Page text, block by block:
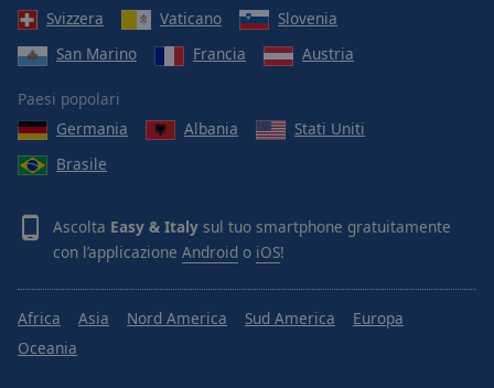
Svizzera
Vaticano
Slovenia
San Marino
Francia Austria
Paesi popolari
Germania
Albania
Stati Uniti
Brasile
Ascolta Easy & Italy sul tuo smartphone gratuitamente
con l’applicazione Android o iOS!
Africa Asia Nord America Sud America
Europa
Oceania